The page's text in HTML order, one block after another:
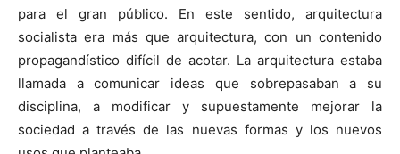
para el gran público. En este sentido, arquitectura
socialista era más que arquitectura, con un contenido
propagandístico difícil de acotar. La arquitectura estaba
llamada a comunicar ideas que sobrepasaban a su
disciplina, a modificar y supuestamente mejorar la
sociedad a través de las nuevas formas y los nuevos